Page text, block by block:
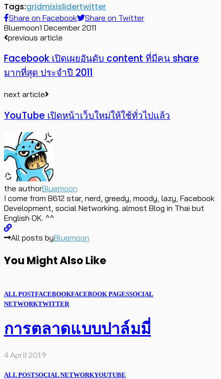
Tags:gridmixislidertwitter
Share on Facebook
Share on Twitter
Bluemoon1 December 2011
previous article
Facebook เปิดเผยอันดับ content ที่มีคน share
มากที่สุด ประจำปี 2011
next article
YouTube เปิดหน้าเว็บใหม่ให้ใช้ทั่วไปแล้ว
the authorBluemoon
I come from B612 star, nerd, greedy, moody, lazy, Facebook
Development, social Networking. almost Blog in Thai but
English OK. ^^
All posts byBluemoon
You Might Also Like
ALL POSTFACEBOOKFACEBOOK PAGESSOCIAL
NETWORKTWITTER
การตลาดแบบปาล์มมี่
4 April 2019
ALL POSTSOCIAL NETWORKYOUTUBE